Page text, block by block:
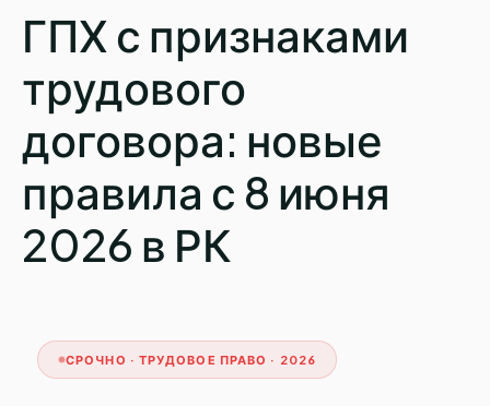
ГПХ с признаками
трудового
договора: новые
правила с 8 июня
2026 в РК
СРОЧНО · ТРУДОВОЕ ПРАВО · 2026